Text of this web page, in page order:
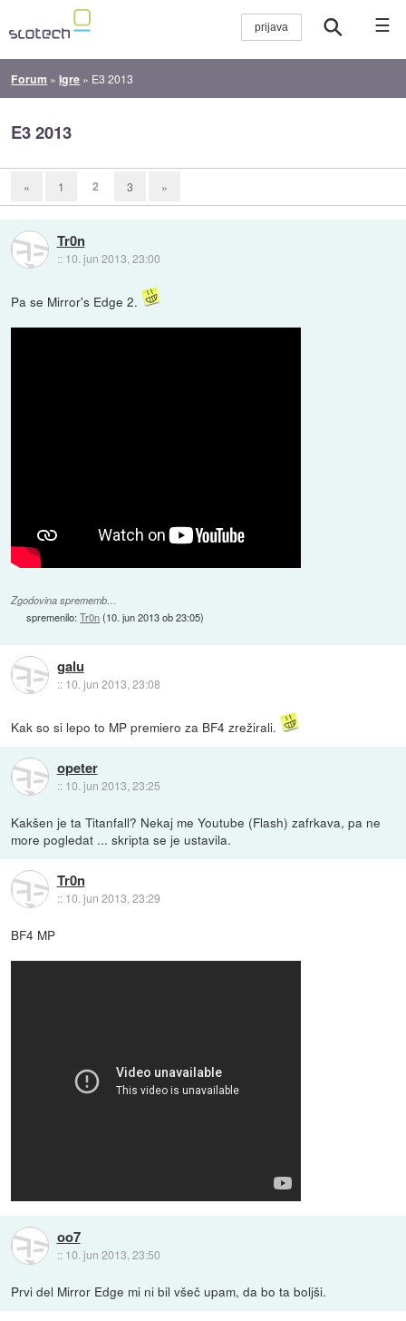
☰
Forum »Igre » E3 2013
E3 2013
« 1 2 3 »
Tr0n
:: 10. jun 2013, 23:00
Pa se Mirror's Edge 2.
Zgodovina sprememb…
spremenilo:Tr0n(10. jun 2013 ob 23:05)
galu
:: 10. jun 2013, 23:08
Kak so si lepo to MP premiero za BF4 zrežirali.
opeter
:: 10. jun 2013, 23:25
Kakšen je ta Titanfall? Nekaj me Youtube (Flash) zafrkava, pa ne
more pogledat ... skripta se je ustavila.
Tr0n
:: 10. jun 2013, 23:29
BF4 MP
oo7
:: 10. jun 2013, 23:50
Prvi del Mirror Edge mi ni bil všeč upam, da bo ta boljši.